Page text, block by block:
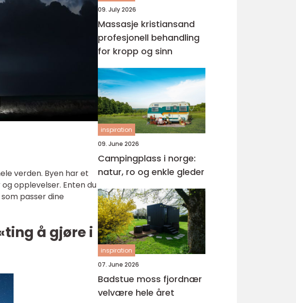
verden. Byen har et
opplevelser. Enten du
passer dine
å gjøre i
09. July 2026
Massasje kristiansand
profesjonell behandling
for kropp og sinn
inspiration
09. June 2026
Campingplass i norge:
natur, ro og enkle gleder
inspiration
07. June 2026
Badstue moss fjordnær
velvære hele året